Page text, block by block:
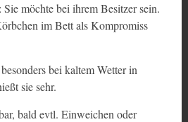
möchte bei ihrem Besitzer sein.
im Bett als Kompromiss
bei kaltem Wetter in
sie sehr.
bald evtl. Einweichen oder